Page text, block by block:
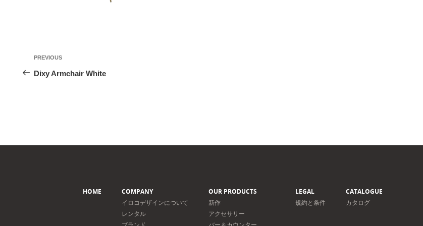
投
稿
シ
Previous
Post
PREVIOUS
Dixy Armchair White
HOME
COMPANY
イロコデザインについて
レンタル
OUR PRODUCTS
新作
アクセサリー
LEGAL
規約と条件
CATALOGUE
カタログ